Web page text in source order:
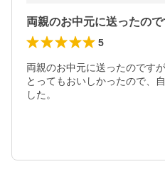
5
両親のお中元に送ったのです
とってもおいしかったので、
した。